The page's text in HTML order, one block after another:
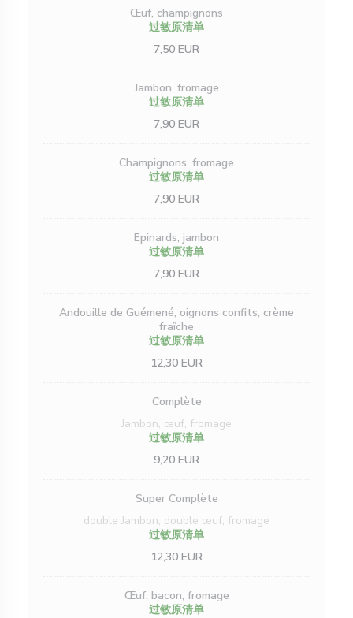
Œuf, champignons
过敏原清单
7,50 EUR
Jambon, fromage
过敏原清单
7,90 EUR
Champignons, fromage
过敏原清单
7,90 EUR
Epinards, jambon
过敏原清单
7,90 EUR
Andouille de Guémené, oignons confits, crème
fraîche
过敏原清单
12,30 EUR
Complète
Jambon, œuf, fromage
过敏原清单
9,20 EUR
Super Complète
double Jambon, double œuf, fromage
过敏原清单
12,30 EUR
Œuf, bacon, fromage
过敏原清单